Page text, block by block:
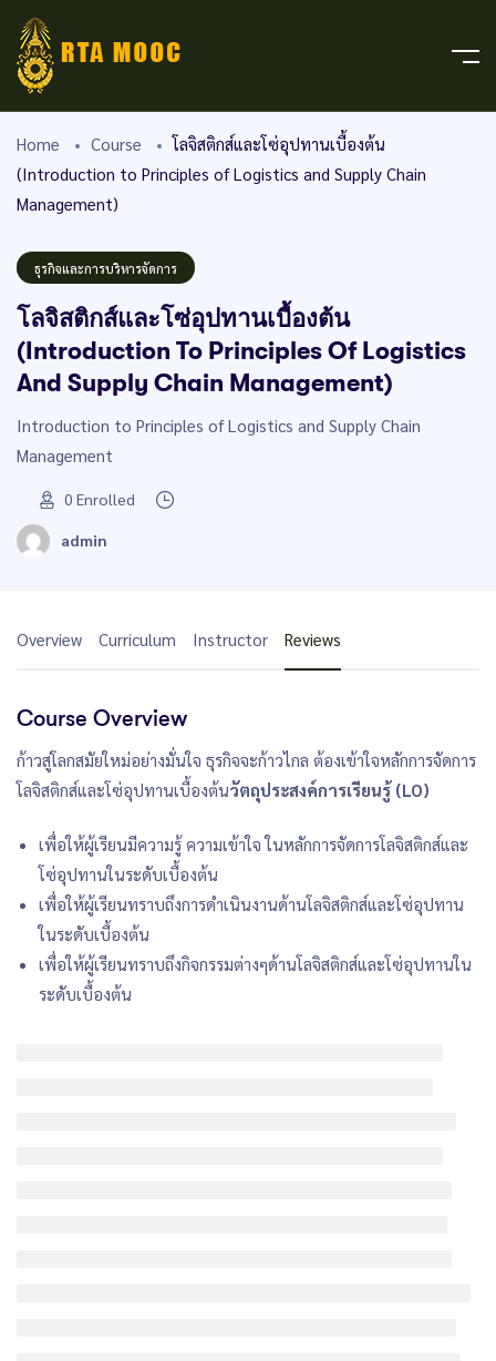
Home Course
โลจิสติกส์และโซ่อุปทานเบื้องต้น
(Introduction to Principles of Logistics and Supply Chain
Management)
ธุรกิจและการบริหารจัดการ
โลจิสติกส์และโซ่อุปทานเบื้องต้น
(Introduction To Principles Of Logistics
And Supply Chain Management)
Introduction to Principles of Logistics and Supply Chain
Management
0 Enrolled
admin
Overview Curriculum Instructor Reviews
Course Overview
ก้าวสู่โลกสมัยใหม่อย่างมั่นใจ ธุรกิจจะก้าวไกล ต้องเข้าใจหลักการจัดการ
โลจิสติกส์และโซ่อุปทานเบื้องต้นวัตถุประสงค์การเรียนรู้ (LO)
เพื่อให้ผู้เรียนมีความรู้ ความเข้าใจ ในหลักการจัดการโลจิสติกส์และ
โซ่อุปทานในระดับเบื้องต้น
เพื่อให้ผู้เรียนทราบถึงการดำเนินงานด้านโลจิสติกส์และโซ่อุปทาน
ในระดับเบื้องต้น
เพื่อให้ผู้เรียนทราบถึงกิจกรรมต่างๆด้านโลจิสติกส์และโซ่อุปทานใน
ระดับเบื้องต้น